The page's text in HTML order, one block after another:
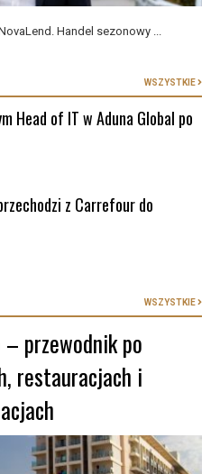
Handel sezonowy ...
WSZYSTKIE
Head of IT w Aduna Global po
z Carrefour do
WSZYSTKIE
– przewodnik po
restauracjach i